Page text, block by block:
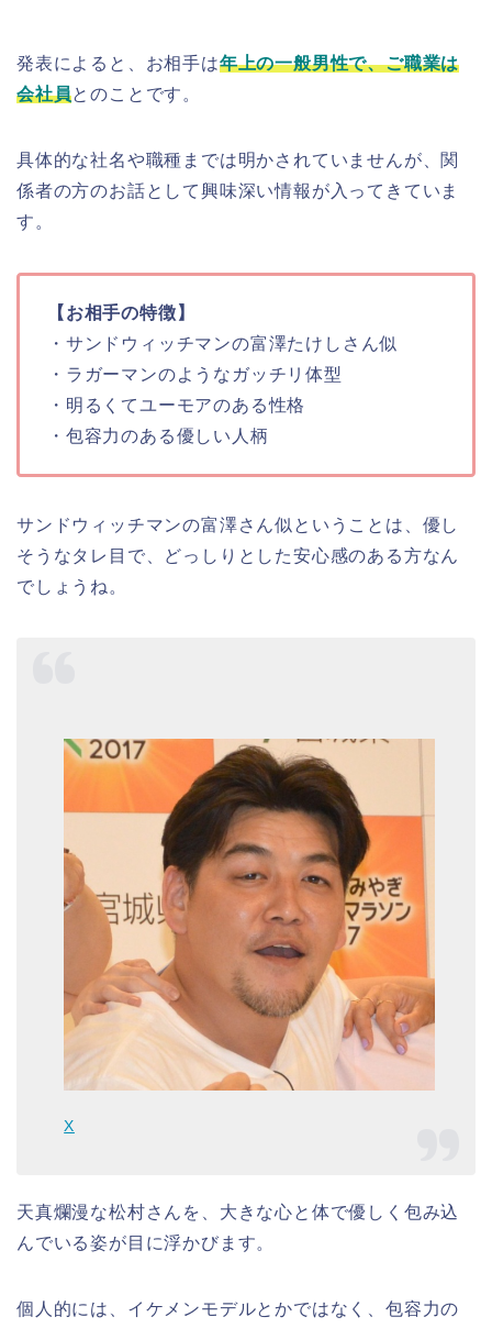
発表によると、お相手は年上の一般男性で、ご職業は
会社員とのことです。
具体的な社名や職種までは明かされていませんが、関
係者の方のお話として興味深い情報が入ってきていま
す。
【お相手の特徴】
・サンドウィッチマンの富澤たけしさん似
・ラガーマンのようなガッチリ体型
・明るくてユーモアのある性格
・包容力のある優しい人柄
サンドウィッチマンの富澤さん似ということは、優し
そうなタレ目で、どっしりとした安心感のある方なん
でしょうね。
X
天真爛漫な松村さんを、大きな心と体で優しく包み込
んでいる姿が目に浮かびます。
個人的には、イケメンモデルとかではなく、包容力の